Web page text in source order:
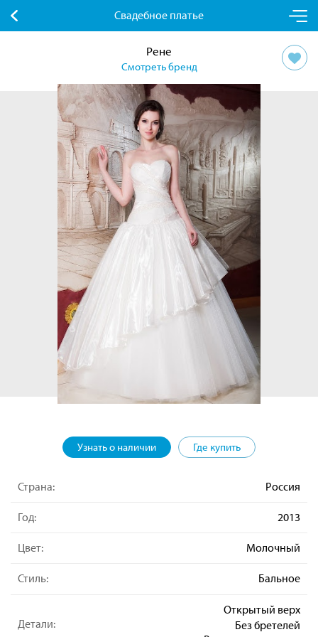
Свадебное платье
Рене
Смотреть бренд
Узнать о наличии Где купить
Страна: Россия
Год: 2013
Цвет: Молочный
Стиль: Бальное
Детали:
Открытый верх
Без бретелей